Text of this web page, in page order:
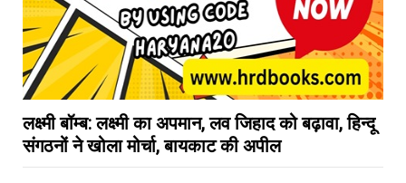
लक्ष्मी बॉम्ब: लक्ष्मी का अपमान, लव जिहाद को बढ़ावा, हिन्दू
संगठनों ने खोला मोर्चा, बायकाट की अपील